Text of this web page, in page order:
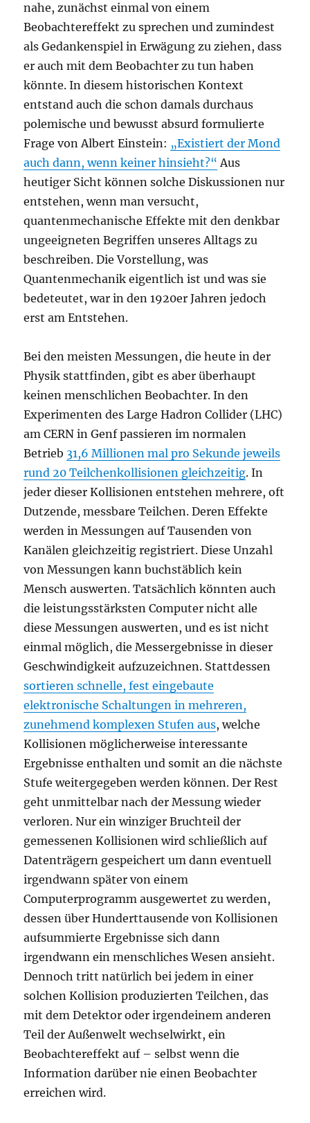
nahe, zunächst einmal von einem
Beobachtereffekt zu sprechen und zumindest
als Gedankenspiel in Erwägung zu ziehen, dass
er auch mit dem Beobachter zu tun haben
könnte. In diesem historischen Kontext
entstand auch die schon damals durchaus
polemische und bewusst absurd formulierte
Frage von Albert Einstein: „Existiert der Mond
auch dann, wenn keiner hinsieht?“ Aus
heutiger Sicht können solche Diskussionen nur
entstehen, wenn man versucht,
quantenmechanische Effekte mit den denkbar
ungeeigneten Begriffen unseres Alltags zu
beschreiben. Die Vorstellung, was
Quantenmechanik eigentlich ist und was sie
bedeteutet, war in den 1920er Jahren jedoch
erst am Entstehen.
Bei den meisten Messungen, die heute in der
Physik stattfinden, gibt es aber überhaupt
keinen menschlichen Beobachter. In den
Experimenten des Large Hadron Collider (LHC)
am CERN in Genf passieren im normalen
Betrieb 31,6 Millionen mal pro Sekunde jeweils
rund 20 Teilchenkollisionen gleichzeitig. In
jeder dieser Kollisionen entstehen mehrere, oft
Dutzende, messbare Teilchen. Deren Effekte
werden in Messungen auf Tausenden von
Kanälen gleichzeitig registriert. Diese Unzahl
von Messungen kann buchstäblich kein
Mensch auswerten. Tatsächlich könnten auch
die leistungsstärksten Computer nicht alle
diese Messungen auswerten, und es ist nicht
einmal möglich, die Messergebnisse in dieser
Geschwindigkeit aufzuzeichnen. Stattdessen
sortieren schnelle, fest eingebaute
elektronische Schaltungen in mehreren,
zunehmend komplexen Stufen aus, welche
Kollisionen möglicherweise interessante
Ergebnisse enthalten und somit an die nächste
Stufe weitergegeben werden können. Der Rest
geht unmittelbar nach der Messung wieder
verloren. Nur ein winziger Bruchteil der
gemessenen Kollisionen wird schließlich auf
Datenträgern gespeichert um dann eventuell
irgendwann später von einem
Computerprogramm ausgewertet zu werden,
dessen über Hunderttausende von Kollisionen
aufsummierte Ergebnisse sich dann
irgendwann ein menschliches Wesen ansieht.
Dennoch tritt natürlich bei jedem in einer
solchen Kollision produzierten Teilchen, das
mit dem Detektor oder irgendeinem anderen
Teil der Außenwelt wechselwirkt, ein
Beobachtereffekt auf – selbst wenn die
Information darüber nie einen Beobachter
erreichen wird.